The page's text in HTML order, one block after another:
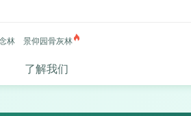
林 景仰园骨灰林
了解我们